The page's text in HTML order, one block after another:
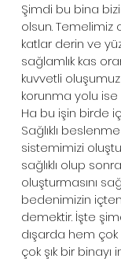
Şimdi bu bina
olsun. Temelimiz
katlar derin ve
sağlamlık kas
kuvvetli
korunma yolu ise
Ha bu işin birde
Sağlıklı
sistemimizi
sağlıklı olup
oluşturmasını
bedenimizin
demektir. İşte
dışarda hem
çok şık bir binayı